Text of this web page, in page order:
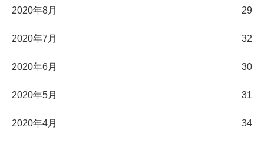
2020年8月 29
2020年7月 32
2020年6月 30
2020年5月 31
2020年4月 34